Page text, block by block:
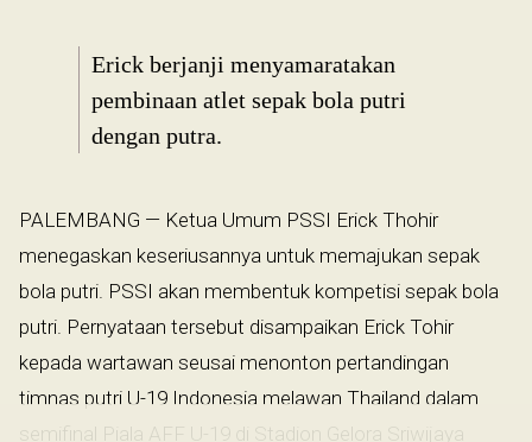
Erick berjanji menyamaratakan
pembinaan atlet sepak bola putri
dengan putra.
PALEMBANG — Ketua Umum PSSI Erick Thohir
menegaskan keseriusannya untuk memajukan sepak
bola putri. PSSI akan membentuk kompetisi sepak bola
putri. Pernyataan tersebut disampaikan Erick Tohir
kepada wartawan seusai menonton pertandingan
timnas putri U-19 Indonesia melawan Thailand dalam
semifinal Piala AFF U-19 di Stadion Gelora Sriwijaya